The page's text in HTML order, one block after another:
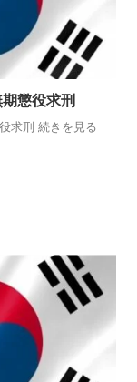
懲役求刑
求刑 続きを見る